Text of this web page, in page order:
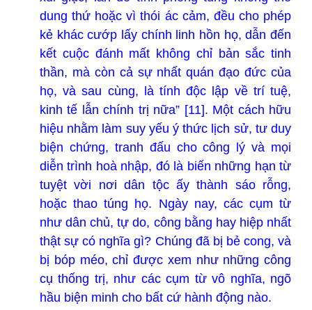
dung thứ hoặc vì thói ác cảm, đều cho phép
kẻ khác cướp lấy chính linh hồn họ, dẫn đến
kết cuộc đánh mất không chỉ bản sắc tinh
thần, mà còn cả sự nhất quán đạo đức của
họ, và sau cùng, là tính độc lập về trí tuệ,
kinh tế lẫn chính trị nữa” [11]. Một cách hữu
hiệu nhằm làm suy yếu ý thức lịch sử, tư duy
biện chứng, tranh đấu cho công lý và mọi
diễn trình hoà nhập, đó là biến những hạn từ
tuyệt vời nơi dân tộc ấy thành sáo rỗng,
hoặc thao túng họ. Ngày nay, các cụm từ
như dân chủ, tự do, công bằng hay hiệp nhất
thật sự có nghĩa gì? Chúng đã bị bẻ cong, và
bị bóp méo, chỉ được xem như những công
cụ thống trị, như các cụm từ vô nghĩa, ngõ
hầu biện minh cho bất cứ hành động nào.